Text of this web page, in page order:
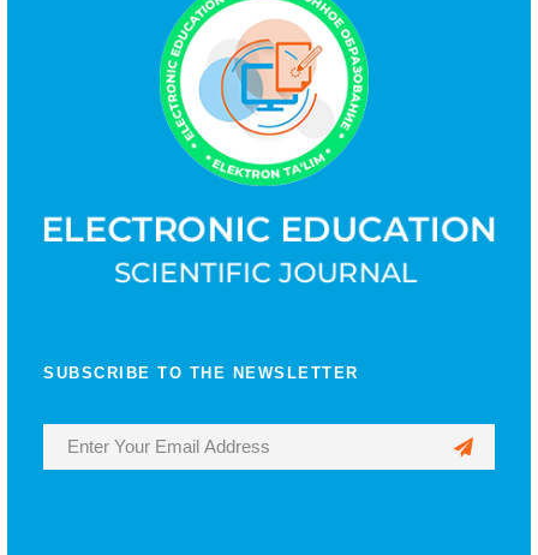
SUBSCRIBE TO THE NEWSLETTER